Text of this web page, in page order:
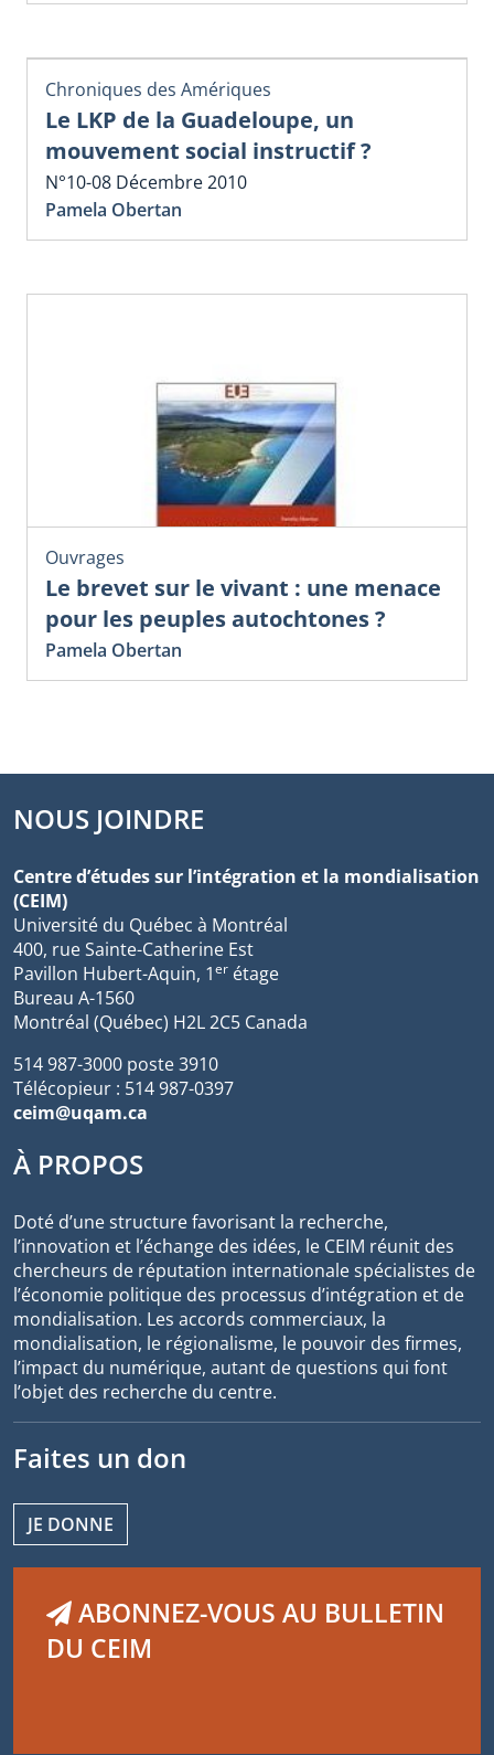
Chroniques des Amériques
Le LKP de la Guadeloupe, un
mouvement social instructif ?
N°10-08 Décembre 2010
Pamela Obertan
Ouvrages
Le brevet sur le vivant : une menace
pour les peuples autochtones ?
Pamela Obertan
NOUS JOINDRE
Centre d’études sur l’intégration et la mondialisation
(CEIM)
Université du Québec à Montréal
400, rue Sainte-Catherine Est
Pavillon Hubert-Aquin, 1er étage
Bureau A-1560
Montréal (Québec) H2L 2C5 Canada
514 987-3000 poste 3910
Télécopieur : 514 987-0397
ceim@uqam.ca
À PROPOS
Doté d’une structure favorisant la recherche,
l’innovation et l’échange des idées, le CEIM réunit des
chercheurs de réputation internationale spécialistes de
l’économie politique des processus d’intégration et de
mondialisation. Les accords commerciaux, la
mondialisation, le régionalisme, le pouvoir des firmes,
l’impact du numérique, autant de questions qui font
l’objet des recherche du centre.
Faites un don
JE DONNE
ABONNEZ-VOUS AU BULLETIN
DU CEIM